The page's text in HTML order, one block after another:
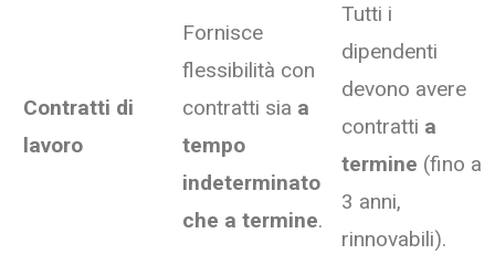
Contratti di
lavoro
Fornisce
flessibilità con
contratti sia a
tempo
indeterminato
che a termine.
Tutti i
dipendenti
devono avere
contratti a
termine (fino a
3 anni,
rinnovabili).